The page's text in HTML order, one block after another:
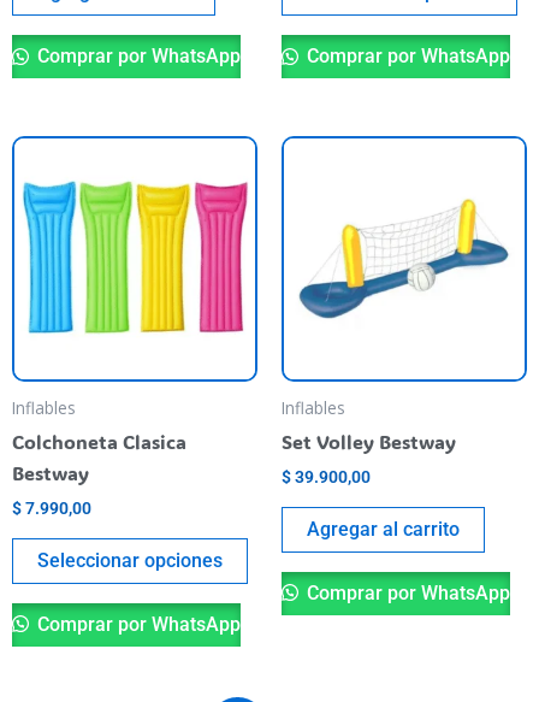
Comprar por WhatsApp Comprar por WhatsApp
Inflables
Colchoneta Clasica
Bestway
$7.990,00
Seleccionar opciones
Este
producto
tiene
variantes.
se
pueden
elegir
página
producto
Comprar por WhatsApp
Inflables
Set Volley Bestway
$39.900,00
Agregar al carrito
Comprar por WhatsApp